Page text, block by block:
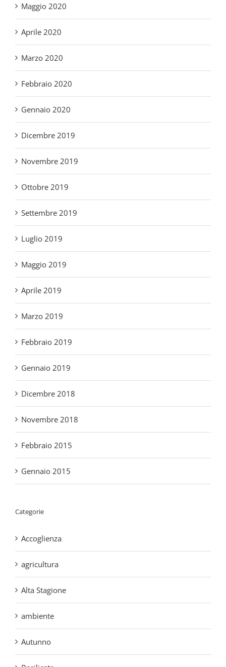
Marzo 2020
Febbraio 2020
Gennaio 2020
Dicembre 2019
Novembre 2019
Ottobre 2019
Settembre 2019
Luglio 2019
Maggio 2019
Aprile 2019
Marzo 2019
Febbraio 2019
Gennaio 2019
Dicembre 2018
Novembre 2018
Febbraio 2015
Gennaio 2015
Categorie
Alta Stagione
ambiente
Autunno
Basilicata
Bassa Stagione